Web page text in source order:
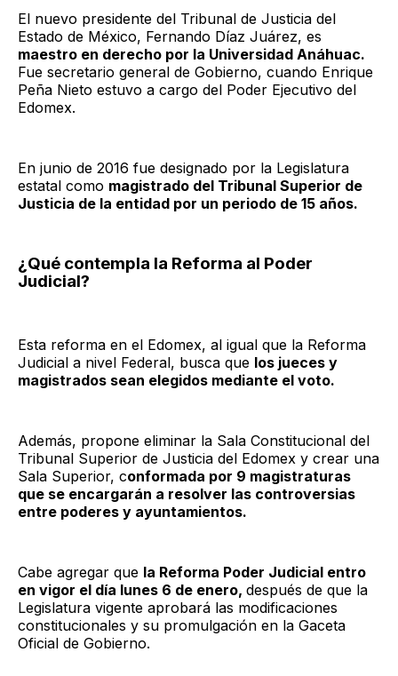
El nuevo presidente del Tribunal de Justicia del
Estado de México, Fernando Díaz Juárez, es
maestro en derecho por la Universidad Anáhuac.
Fue secretario general de Gobierno, cuando Enrique
Peña Nieto estuvo a cargo del Poder Ejecutivo del
Edomex.
En junio de 2016 fue designado por la Legislatura
estatal como magistrado del Tribunal Superior de
Justicia de la entidad por un periodo de 15 años.
¿Qué contempla la Reforma al Poder
Judicial?
Esta reforma en el Edomex, al igual que la Reforma
Judicial a nivel Federal, busca que los jueces y
magistrados sean elegidos mediante el voto.
Además, propone eliminar la Sala Constitucional del
Tribunal Superior de Justicia del Edomex y crear una
Sala Superior, conformada por 9 magistraturas
que se encargarán a resolver las controversias
entre poderes y ayuntamientos.
Cabe agregar que la Reforma Poder Judicial entro
en vigor el día lunes 6 de enero, después de que la
Legislatura vigente aprobará las modificaciones
constitucionales y su promulgación en la Gaceta
Oficial de Gobierno.